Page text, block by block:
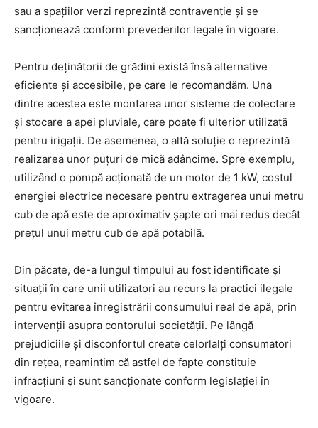
sau a spațiilor verzi reprezintă contravenție și se
sancționează conform prevederilor legale în vigoare.
Pentru deținătorii de grădini există însă alternative
eficiente și accesibile, pe care le recomandăm. Una
dintre acestea este montarea unor sisteme de colectare
și stocare a apei pluviale, care poate fi ulterior utilizată
pentru irigații. De asemenea, o altă soluție o reprezintă
realizarea unor puțuri de mică adâncime. Spre exemplu,
utilizând o pompă acționată de un motor de 1 kW, costul
energiei electrice necesare pentru extragerea unui metru
cub de apă este de aproximativ șapte ori mai redus decât
prețul unui metru cub de apă potabilă.
Din păcate, de-a lungul timpului au fost identificate și
situații în care unii utilizatori au recurs la practici ilegale
pentru evitarea înregistrării consumului real de apă, prin
intervenții asupra contorului societății. Pe lângă
prejudiciile și disconfortul create celorlalți consumatori
din rețea, reamintim că astfel de fapte constituie
infracțiuni și sunt sancționate conform legislației în
vigoare.